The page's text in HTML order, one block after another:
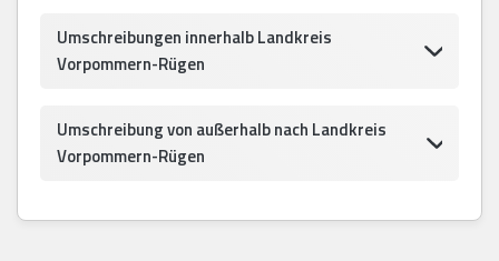
Umschreibungen innerhalb Landkreis
Vorpommern-Rügen
Umschreibung von außerhalb nach Landkreis
Vorpommern-Rügen